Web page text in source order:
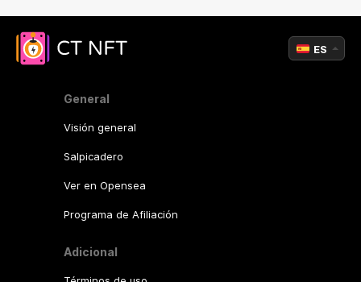
General
Visión general
Salpicadero
Ver en Opensea
Programa de Afiliación
Adicional
ES